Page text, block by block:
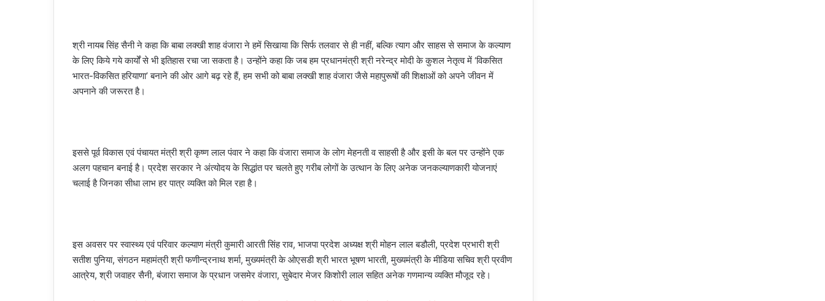
श्री नायब सिंह सैनी ने कहा कि बाबा लक्खी शाह वंजारा ने हमें सिखाया कि सिर्फ तलवार से ही नहीं, बल्कि त्याग और साहस से समाज के कल्याण
के लिए किये गये कार्यों से भी इतिहास रचा जा सकता है। उन्होंने कहा कि जब हम प्रधानमंत्री श्री नरेन्द्र मोदी के कुशल नेतृत्व में ‘विकसित
भारत-विकसित हरियाणा’ बनाने की ओर आगे बढ़ रहे हैं, हम सभी को बाबा लक्खी शाह वंजारा जैसे महापुरूषों की शिक्षाओं को अपने जीवन में
अपनाने की जरूरत है।
इससे पूर्व विकास एवं पंचायत मंत्री श्री कृष्ण लाल पंवार ने कहा कि वंजारा समाज के लोग मेहनती व साहसी है और इसी के बल पर उन्होंने एक
अलग पहचान बनाई है। प्रदेश सरकार ने अंत्योदय के सिद्धांत पर चलते हुए गरीब लोगों के उत्थान के लिए अनेक जनकल्याणकारी योजनाएं
चलाई है जिनका सीधा लाभ हर पात्र व्यक्ति को मिल रहा है।
इस अवसर पर स्वास्थ्य एवं परिवार कल्याण मंत्री कुमारी आरती सिंह राव, भाजपा प्रदेश अध्यक्ष श्री मोहन लाल बडौली, प्रदेश प्रभारी श्री
सतीश पुनिया, संगठन महामंत्री श्री फणीन्द्रनाथ शर्मा, मुख्यमंत्री के ओएसडी श्री भारत भूषण भारती, मुख्यमंत्री के मीडिया सचिव श्री प्रवीण
आत्रेय, श्री जवाहर सैनी, बंजारा समाज के प्रधान जसमेर वंजारा, सुबेदार मेजर किशोरी लाल सहित अनेक गणमान्य व्यक्ति मौजूद रहे।